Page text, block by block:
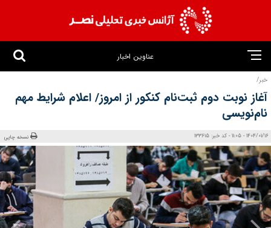
عناوین اخبار
خبر/
آغاز نوبت دوم ثبت‌نام کنکور از امروز/ اعلام شرایط مهم
نام‌نویسی
1404/01/16 - 11:05 - کد خبر: 133615 نسخه چاپی